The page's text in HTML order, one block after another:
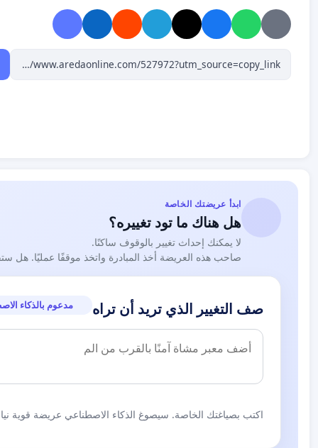
ابدأ عريضتك الخاصة
هل هناك ما تود تغييره؟
لا يمكنك إحداث تغيير بالوقوف ساكنًا.
صاحب هذه العريضة أخذ المبادرة واتخذ موقفًا عمليًا. هل
صف التغيير الذي تريد أن تراه مدعوم بالذكاء
اكتب بصياغتك الخاصة. سيصوغ الذكاء الاصطناعي عريضة قوية